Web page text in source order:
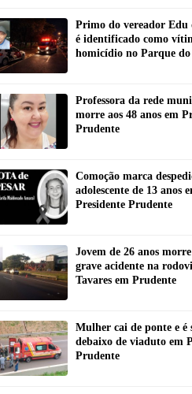
Primo do vereador Edu
é identificado como
homicídio no Parque do
Professora da rede
morre aos 48 anos em
Prudente
Comoção marca
adolescente de 13 anos
Presidente Prudente
Jovem de 26 anos
grave acidente na
Tavares em Prudente
Mulher cai de ponte e é
debaixo de viaduto em
Prudente